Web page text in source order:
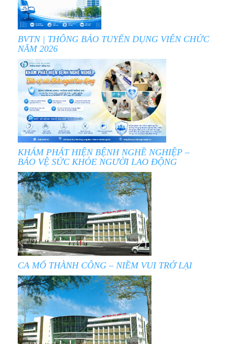
BVTN | THÔNG BÁO TUYỂN DỤNG VIÊN CHỨC
NĂM 2026
KHÁM PHÁT HIỆN BỆNH NGHỀ NGHIỆP –
BẢO VỆ SỨC KHỎE NGƯỜI LAO ĐỘNG
CA MỔ THÀNH CÔNG – NIỀM VUI TRỞ LẠI